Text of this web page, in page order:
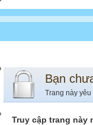
Bạn
Trang này
Truy cập trang này